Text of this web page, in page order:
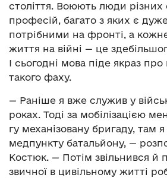
століття. Воюють люди різних
професій, багато з яких є
потрібними на фронті, а
життя на війні — це
І сьогодні мова піде якраз
такого фаху.
— Раніше я вже служив у
роках. Тоді за мобілізацією
гу механізовану бригаду, там
медпункту батальйону, —
Костюк. — Потім звільнився й
звичної в цивільному житті